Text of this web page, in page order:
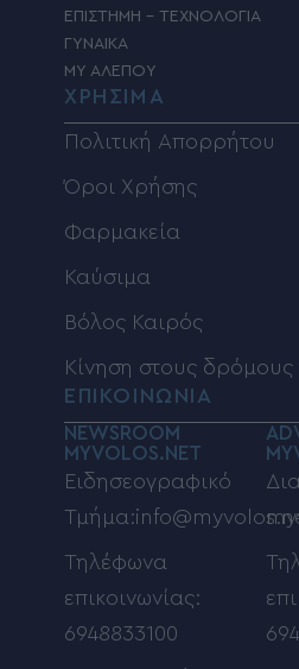
ΕΠΙΣΤΗΜΗ – ΤΕΧΝΟΛΟΓΙΑ
ΓΥΝΑΙΚΑ
MY ΑΛΕΠΟΥ
ΧΡΗΣΙΜΑ
Πολιτική Απορρήτου
Όροι Χρήσης
Φαρμακεία
Καύσιμα
Βόλος Καιρός
Κίνηση στους
ΕΠΙΚΟΙΝΩΝΙΑ
NEWSROOM
MYVOLOS.NET
Ειδησεογραφικό
Τηλέφωνα
επικοινωνίας:
6948833100